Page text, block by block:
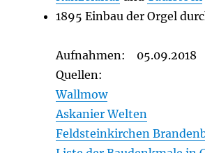
1895 Einbau der Orgel
Aufnahmen: 05.09.2018
Quellen:
Wallmow
Askanier Welten
Feldsteinkirchen